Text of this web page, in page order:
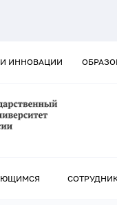
И ИННОВАЦИИ